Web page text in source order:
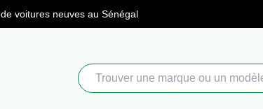
de voitures neuves au Sénégal